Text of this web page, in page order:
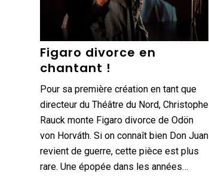
Figaro divorce en
chantant !
Pour sa première création en tant que
directeur du Théâtre du Nord, Christophe
Rauck monte Figaro divorce de Odön
von Horváth. Si on connaît bien Don Juan
revient de guerre, cette pièce est plus
rare. Une épopée dans les années…